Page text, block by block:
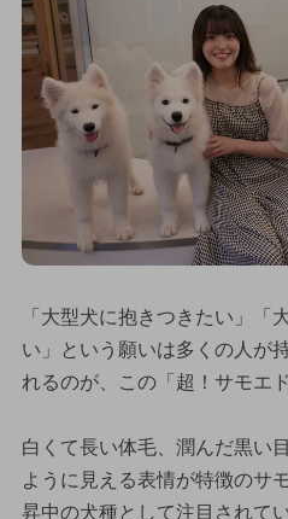
「大型犬に抱きつきたい」「
い」という願いは多くの人が
れるのが、この「超！サモエ
白くて長い体毛、潤んだ黒い
ように見える表情が特徴のサ
昇中の犬種として注目されてい